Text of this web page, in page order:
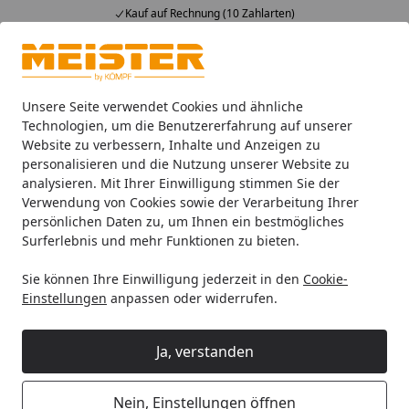
Unsere Seite verwendet Cookies und ähnliche
Technologien, um die Benutzererfahrung auf unserer
Website zu verbessern, Inhalte und Anzeigen zu
personalisieren und die Nutzung unserer Website zu
analysieren. Mit Ihrer Einwilligung stimmen Sie der
Verwendung von Cookies sowie der Verarbeitung Ihrer
persönlichen Daten zu, um Ihnen ein bestmögliches
Surferlebnis und mehr Funktionen zu bieten.
Sie können Ihre Einwilligung jederzeit in den Cookie-
Einstellungen anpassen oder widerrufen.
Ja, verstanden
Nein, Einstellungen öffnen
Kauf auf Rechnung (10 Zahlarten)
Alle Produkte
Mein Konto
Suchen
Startseite
Leisten Meister Deckenleisten Meister
MEISTER Deckenabschlussleiste
19/38 mm Whiteline 4074 - 2380
mm